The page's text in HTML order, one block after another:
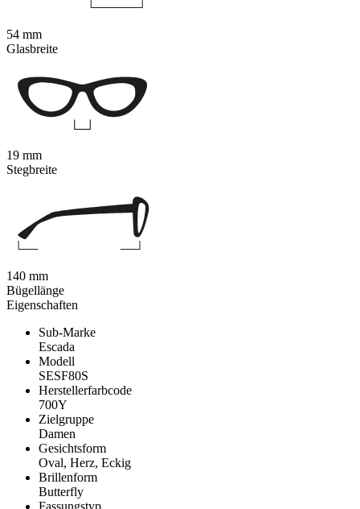
Eigenschaften
Sub-Marke
Escada
Modell
SESF80S
Herstellerfarbcode
700Y
Zielgruppe
Damen
Gesichtsform
Oval, Herz, Eckig
Brillenform
Butterfly
54 mm
Glasbreite
19 mm
Stegbreite
140 mm
Bügellänge